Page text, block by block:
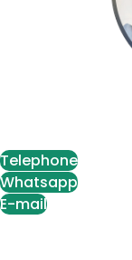
Telephone
Whatsapp
E-mail